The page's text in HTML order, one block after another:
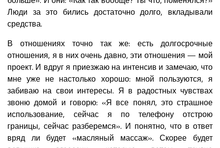
Люди за это бились достаточно долго, вкладывали
средства.
В отношениях точно так же: есть долгосрочные
отношения, я в них очень давно, эти отношения — мой
проект. И вдруг я приезжаю на интенсив и замечаю, что
мне уже не настолько хорошо: мной пользуются, я
забиваю на свои интересы. Я в радостных чувствах
звоню домой и говорю: «Я все понял, это страшное
использование, сейчас я по телефону отстрою
границы, сейчас разберемся». И понятно, что в ответ
вряд ли будет «масляный массаж». Скорее будет